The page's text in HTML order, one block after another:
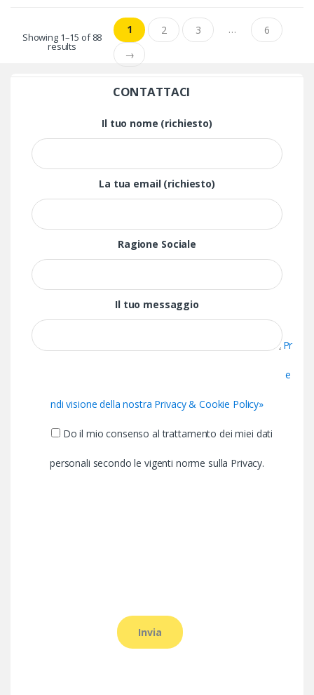
Showing 1–15 of 88
results
1 2 3 …
6
→
CONTATTACI
Il tuo nome (richiesto)
La tua email (richiesto)
Ragione Sociale
Il tuo messaggio
Pr
e
ndi visione della nostra Privacy & Cookie Policy»
Do il mio consenso al trattamento dei miei dati
personali secondo le vigenti norme sulla Privacy.